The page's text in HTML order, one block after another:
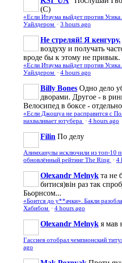
(С)
«Если Итаума выйдет против
Уайлдером · 3 hours ago
Не стреляй! Я кенгуру.
воздуху и получать
вроде бы к этому не привык.
«Если Итаума выйдет против
Уайлдером · 4 hours ago
Billy Bones Одно дело
дворами. Другое - в
Велосипед в боксе -
«Если Джошуа не расправится с
нахваливает ютубера · 4 hours ago
Filin По делу
Алимханулы исключили из топ-10
обновлённый рейтинг The Ring · 4
Olexandr Melnyk та не
битися)він раз так
Бьорнсом...
«Боится до у**ачки». Бакли
Хабибом · 4 hours ago
Olexandr Melnyk я мав
Гассиев отобрал чемпионский
ago